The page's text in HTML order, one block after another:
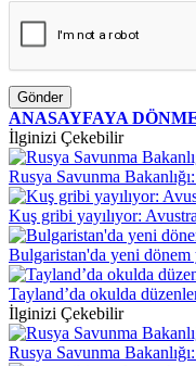
Gönder
ANASAYFAYA
İlginizi Çekebilir
Rusya Savunma
Kuş gribi yayılıyor:
Bulgaristan'da yeni dönem
Tayland’da okulda
İlginizi Çekebilir
Rusya Savunma